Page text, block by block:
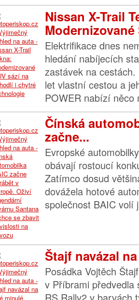
Nissan X-Trail
Modernizované
Elektrifikace dnes
hledání nabíjecích
zastávek na
let vlastní cestou a
POWER nabízí něco
Čínská
začne...
Evropské
obávají rostoucí
Zatímco dosud
dovážela hotové
společnost BAIC volí
Štajf navázal
Posádka Vojtěch
v Příbrami předvedla